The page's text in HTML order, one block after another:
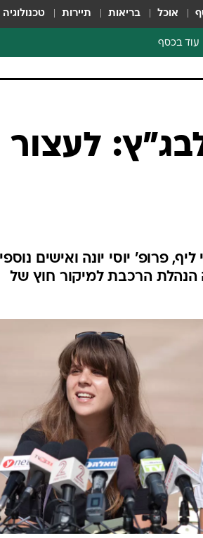
אוכל בריאות תיירות טכנולוגיה
עוד בכסף
קריפטו
הלאונג'
לעצור
פרופ' יוסי יונה ואישים
הרכבת למיקור חוץ של